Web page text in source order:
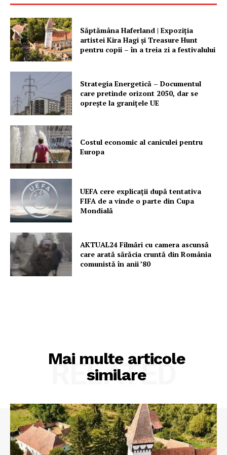
Săptămâna Haferland | Expoziţia
artistei Kira Hagi şi Treasure Hunt
pentru copii – în a treia zi a festivalului
Strategia Energetică – Documentul
care pretinde orizont 2050, dar se
oprește la granițele UE
Costul economic al caniculei pentru
Europa
UEFA cere explicații după tentativa
FIFA de a vinde o parte din Cupa
Mondială
AKTUAL24 Filmări cu camera ascunsă
care arată sărăcia cruntă din România
comunistă în anii ’80
Mai multe articole
similare
RELATED